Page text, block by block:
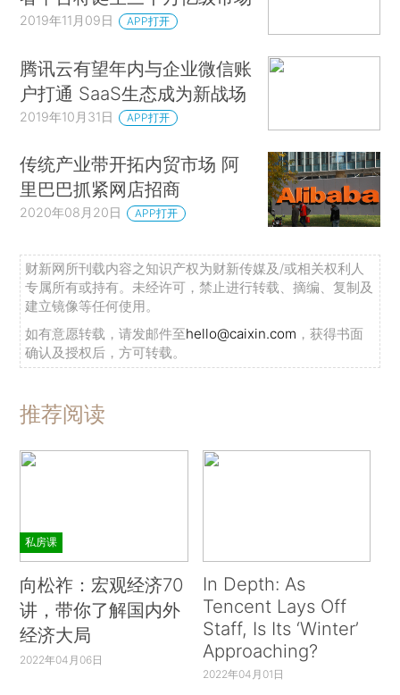
2019年11月09日 APP打开
腾讯云有望年内与企业微信账
户打通 SaaS生态成为新战场
2019年10月31日 APP打开
传统产业带开拓内贸市场 阿
里巴巴抓紧网店招商
2020年08月20日 APP打开
财新网所刊载内容之知识产权为财新传媒及/或相关权利人
专属所有或持有。未经许可，禁止进行转载、摘编、复制及
建立镜像等任何使用。
如有意愿转载，请发邮件至hello@caixin.com ，获得书面
确认及授权后，方可转载。
推荐阅读
私房课
向松祚：宏观经济70
讲，带你了解国内外
经济大局
2022年04月06日
In Depth: As
Tencent Lays Off
Staff, Is Its ‘Winter’
Approaching?
2022年04月01日